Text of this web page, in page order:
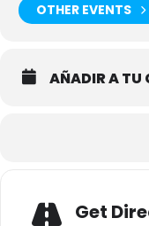
OTHER EVENTS
AÑADIR A TU
Get